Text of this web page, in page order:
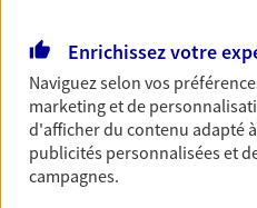
OBTENIR UN
Multirisque
Gagnez en simplicité et
assurance multirisque
Enrichissez votre
Naviguez selon vos
marketing et de
d'afficher du contenu adapté
publicités personnalisées et
campagnes.